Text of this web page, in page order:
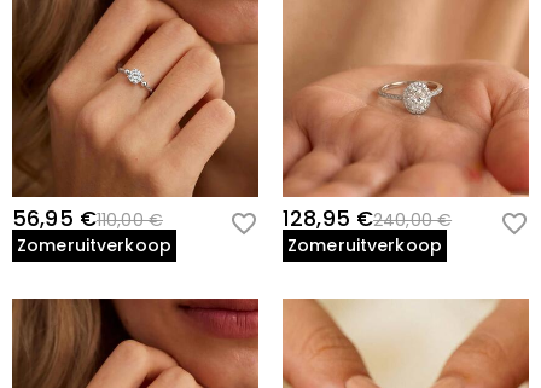
56,95 €110,00 €
Zomeruitverkoop
128,95 €240,00 €
Zomeruitverkoop